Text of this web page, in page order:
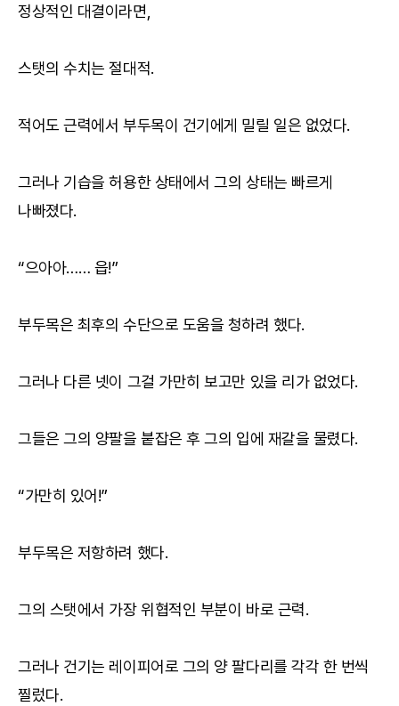
정상적인 대결이라면,
스탯의 수치는 절대적.
적어도 근력에서 부두목이 건기에게 밀릴 일은 없었다.
그러나 기습을 허용한 상태에서 그의 상태는 빠르게
나빠졌다.
“으아아…… 읍!”
부두목은 최후의 수단으로 도움을 청하려 했다.
그러나 다른 넷이 그걸 가만히 보고만 있을 리가 없었다.
그들은 그의 양팔을 붙잡은 후 그의 입에 재갈을 물렸다.
“가만히 있어!”
부두목은 저항하려 했다.
그의 스탯에서 가장 위협적인 부분이 바로 근력.
그러나 건기는 레이피어로 그의 양 팔다리를 각각 한 번씩
찔렀다.